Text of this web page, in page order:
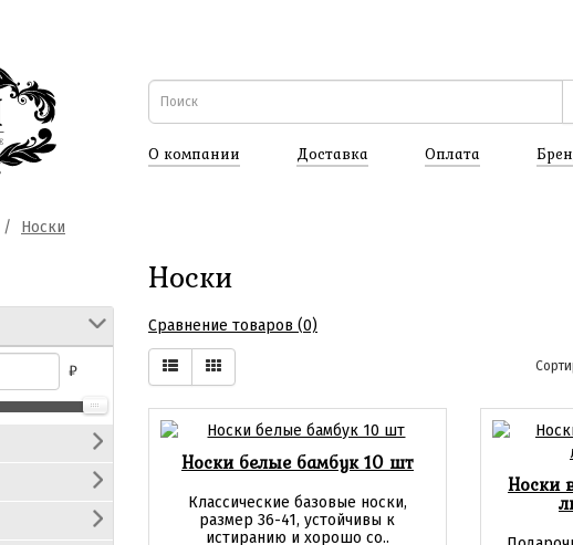
О компании Доставка Оплата
Носки
₽
Носки
Сравнение товаров (0)
Носки белые бамбук 10 шт
Классические базовые носки,
размер 36-41, устойчивы к
истиранию и хорошо со..
Носки